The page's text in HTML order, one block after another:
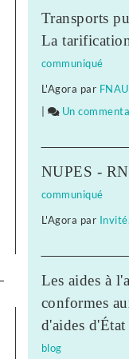
Transports
La
communiqué
L'Agora par
Un
NUPES -
communiqué
L'Agora par
Les aides à
conformes
d'aides d'État
blog